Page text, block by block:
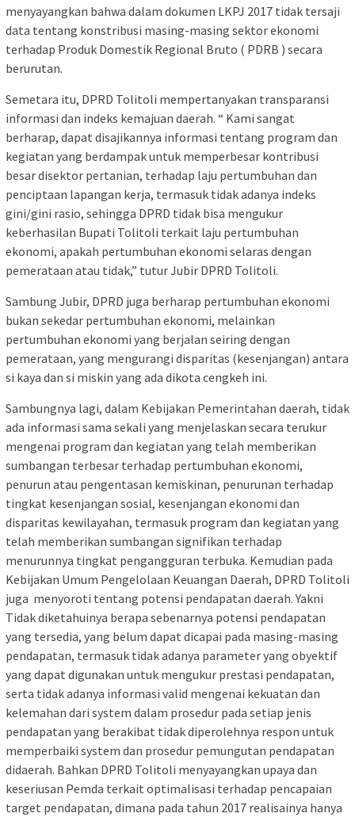
menyayangkan bahwa dalam dokumen LKPJ 2017 tidak tersaji
data tentang konstribusi masing-masing sektor ekonomi
terhadap Produk Domestik Regional Bruto ( PDRB ) secara
berurutan.
Semetara itu, DPRD Tolitoli mempertanyakan transparansi
informasi dan indeks kemajuan daerah. “ Kami sangat
berharap, dapat disajikannya informasi tentang program dan
kegiatan yang berdampak untuk memperbesar kontribusi
besar disektor pertanian, terhadap laju pertumbuhan dan
penciptaan lapangan kerja, termasuk tidak adanya indeks
gini/gini rasio, sehingga DPRD tidak bisa mengukur
keberhasilan Bupati Tolitoli terkait laju pertumbuhan
ekonomi, apakah pertumbuhan ekonomi selaras dengan
pemerataan atau tidak,” tutur Jubir DPRD Tolitoli.
Sambung Jubir, DPRD juga berharap pertumbuhan ekonomi
bukan sekedar pertumbuhan ekonomi, melainkan
pertumbuhan ekonomi yang berjalan seiring dengan
pemerataan, yang mengurangi disparitas (kesenjangan) antara
si kaya dan si miskin yang ada dikota cengkeh ini.
Sambungnya lagi, dalam Kebijakan Pemerintahan daerah, tidak
ada informasi sama sekali yang menjelaskan secara terukur
mengenai program dan kegiatan yang telah memberikan
sumbangan terbesar terhadap pertumbuhan ekonomi,
penurun atau pengentasan kemiskinan, penurunan terhadap
tingkat kesenjangan sosial, kesenjangan ekonomi dan
disparitas kewilayahan, termasuk program dan kegiatan yang
telah memberikan sumbangan signifikan terhadap
menurunnya tingkat pengangguran terbuka. Kemudian pada
Kebijakan Umum Pengelolaan Keuangan Daerah, DPRD Tolitoli
juga menyoroti tentang potensi pendapatan daerah. Yakni
Tidak diketahuinya berapa sebenarnya potensi pendapatan
yang tersedia, yang belum dapat dicapai pada masing-masing
pendapatan, termasuk tidak adanya parameter yang obyektif
yang dapat digunakan untuk mengukur prestasi pendapatan,
serta tidak adanya informasi valid mengenai kekuatan dan
kelemahan dari system dalam prosedur pada setiap jenis
pendapatan yang berakibat tidak diperolehnya respon untuk
memperbaiki system dan prosedur pemungutan pendapatan
didaerah. Bahkan DPRD Tolitoli menyayangkan upaya dan
keseriusan Pemda terkait optimalisasi terhadap pencapaian
target pendapatan, dimana pada tahun 2017 realisainya hanya